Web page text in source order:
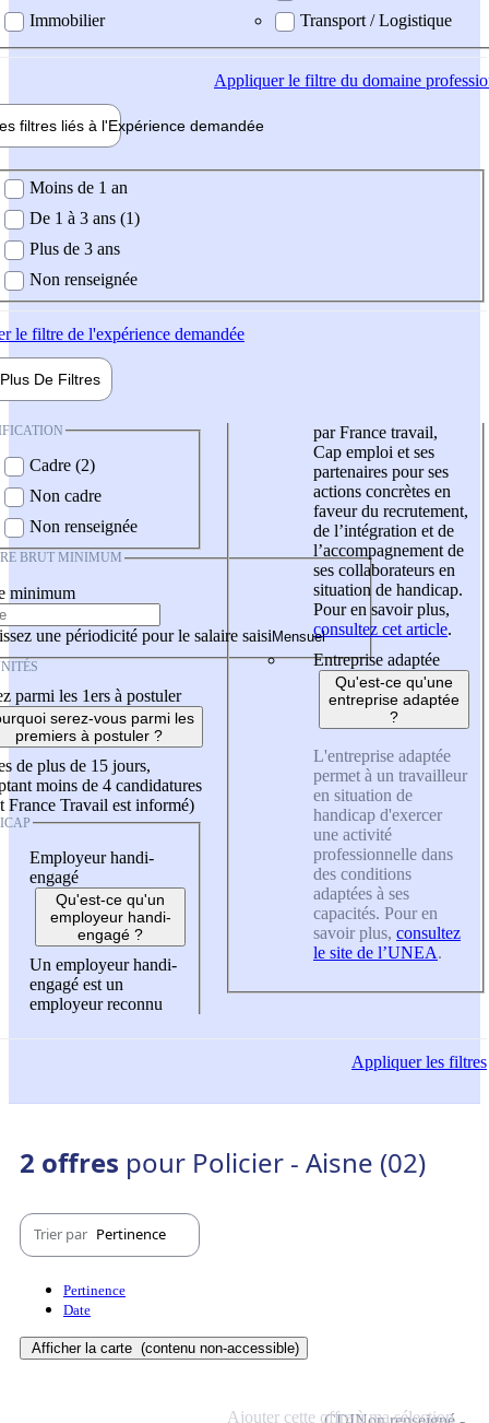
Immobilier
Transport / Logistique
Appliquerle filtre du domaine
filtres liés à l'Expérience demandée
demandée
Moins de 1 an
De 1 à 3 ans (1)
Plus de 3 ans
Non renseignée
le filtre de l'expérience demandée
Plus De Filtres
Cadre (2)
Non cadre
Non renseignée
BRUT MINIMUM
minimum
une périodicité pour le salaire saisi
parmi les 1ers à postuler
serez-vous parmi les
premiers à postuler ?
de plus de 15 jours,
moins de 4 candidatures
France Travail est informé)
Employeur handi-
engagé
Qu'est-ce qu'un
employeur handi-
engagé ?
Un employeur handi-
engagé est un
employeur reconnu
par France travail,
Cap emploi et ses
partenaires pour ses
actions concrètes en
faveur du recrutement,
de l’intégration et de
l’accompagnement de
ses collaborateurs en
situation de handicap.
Pour en savoir plus,
consultez cet article.
Entreprise adaptée
Qu'est-ce qu'une
entreprise adaptée
?
L'entreprise adaptée
permet à un travailleur
en situation de
handicap d'exercer
une activité
professionnelle dans
des conditions
adaptées à ses
capacités. Pour en
savoir plus, consultez
le site de l’UNEA.
Appliquerles filtres
2 offres pour Policier - Aisne (02)
Trier par Pertinence
Pertinence
Date
Afficher la carte (contenu non-accessible)
Ajouter cette offre à ma sélection